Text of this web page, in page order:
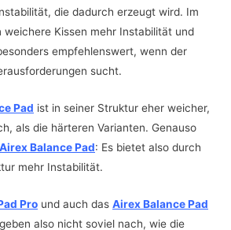
die dadurch erzeugt wird. Im
weichere Kissen mehr Instabilität und
empfehlenswert, wenn der
sucht.
Pad ist in seiner Struktur eher weicher,
als die härteren Varianten. Genauso
Airex Balance Pad: Es bietet also durch
mehr Instabilität.
Pro und auch das Airex Balance Pad
also nicht soviel nach, wie die